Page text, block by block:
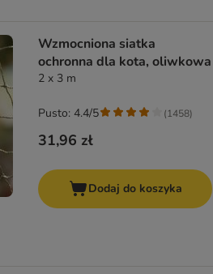
Wzmocniona siatka
ochronna dla kota, oliwkowa
2 x 3 m
31,96 zł
Pusto: 4.4/5 (1458)
Dodaj do koszyka